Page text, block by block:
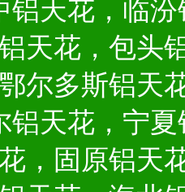
铝天花，临
天花，包头
尔多斯铝天
铝天花，宁
，固原铝天